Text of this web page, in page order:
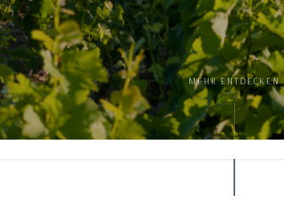
MEHR ENTDECKEN